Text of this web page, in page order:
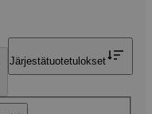
Järjestätuotetulokset